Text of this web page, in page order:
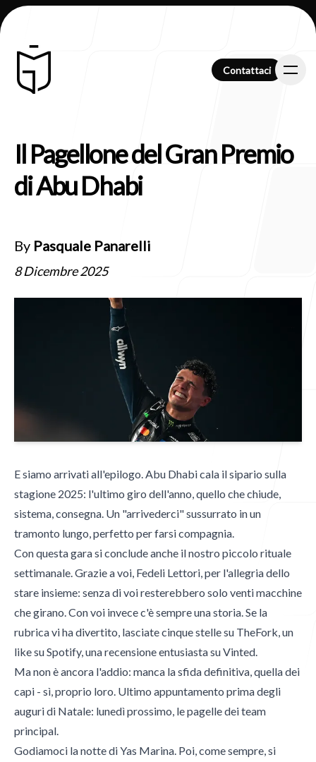
Contattaci
Contattaci
Chi Siamo
Clienti
Contatti
Contatti
mgpublishing@icloud.com
Italian Wheel
Il Pagellone del Gran Premio
di Abu Dhabi
By Pasquale Panarelli
8 Dicembre 2025
E siamo arrivati all'epilogo. Abu Dhabi cala il sipario sulla
stagione 2025: l'ultimo giro dell'anno, quello che chiude,
sistema, consegna. Un "arrivederci" sussurrato in un
tramonto lungo, perfetto per farsi compagnia.
Con questa gara si conclude anche il nostro piccolo rituale
settimanale. Grazie a voi, Fedeli Lettori, per l'allegria dello
stare insieme: senza di voi resterebbero solo venti macchine
che girano. Con voi invece c'è sempre una storia. Se la
rubrica vi ha divertito, lasciate cinque stelle su TheFork, un
like su Spotify, una recensione entusiasta su Vinted.
Ma non è ancora l'addio: manca la sfida definitiva, quella dei
capi - sì, proprio loro. Ultimo appuntamento prima degli
auguri di Natale: lunedì prossimo, le pagelle dei team
principal.
Godiamoci la notte di Yas Marina. Poi, come sempre, si